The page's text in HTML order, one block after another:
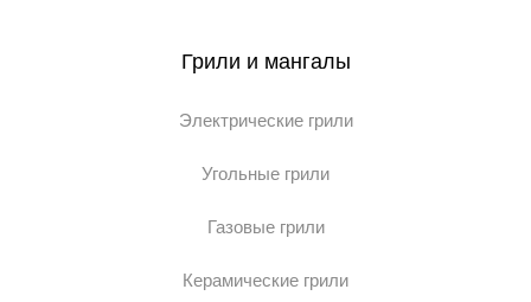
Грили и мангалы
Электрические грили
Угольные грили
Газовые грили
Керамические грили